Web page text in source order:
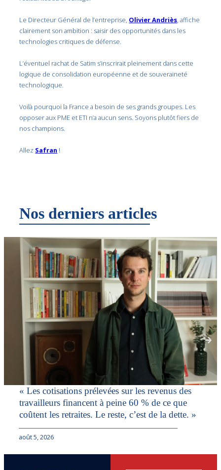
Le Directeur Général de l’entreprise, Olivier Andriès, affiche
clairement son ambition : saisir des opportunités dans les
technologies critiques de défense.
L’éventuel rachat de Satim s’inscrirait pleinement dans cette
logique de consolidation européenne et de souveraineté
technologique.
Voilà pourquoi la France a besoin de ses grands groupes. Les
opposer aux PME et ETI n’a aucun sens. Soyons plutôt fiers de
nos champions.
Allez Safran !
Nos derniers articles
« Les cotisations prélevées sur les revenus des
travailleurs financent à peine 60 % de ce que
coûtent les retraites. Le reste, c’est de la dette. »
août 5, 2026